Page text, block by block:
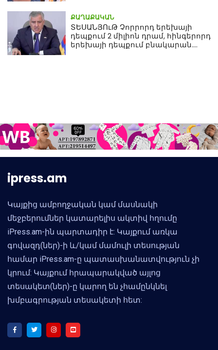
ՔԱՂԱՔԱԿԱՆ
ՏԵՍԱՆՅՈւԹ Չորրորդ երեխայի
դեպքում 2 միլիոն դրամ, հինգերորդ
երեխայի դեպքում բնակարան.
ipress.am
Կայքից ամբողջական կամ մասնակի
մեջբերումներ կատարելիս ակտիվ հղումը
iPress.am-ին պարտադիր է: Կայքում առկա
գովազդ(ներ)-ի և/կամ մամուլի տեսության
համար iPress.am-ը պատասխանատվություն չի
կրում: Կայքում հրապարակված այլոց
տեսակետ(ներ)-ը կարող են չհամընկնել
խմբագրության տեսակետի հետ: